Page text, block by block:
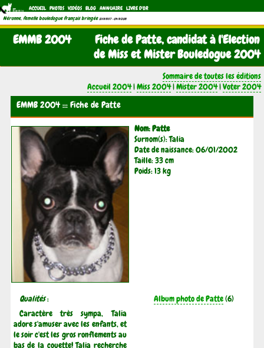
ACCUEIL PHOTOS VIDÉOS BLOG ANNUAIRE LIVRE D'OR
Néronne, femelle bouledogue français bringée (21/11/1997 - 04/11/2011)
EMMB 2004
Fiche de Patte, candidat à l'Election
de Miss et Mister Bouledogue 2004
Sommaire de toutes les éditions
Accueil 2004|Miss 2004|Mister 2004|Voter 2004
EMMB 2004 ::: Fiche de Patte
Nom: Patte
Surnom(s): Talia
Date de naissance: 06/01/2002
Taille: 33 cm
Poids: 13 kg
Qualités:
Caractère très sympa, Talia
adore s'amuser avec les enfants, et
le soir c'est les gros ronflements au
bas de la couette! Talia recherche
Album photo de Patte(6)